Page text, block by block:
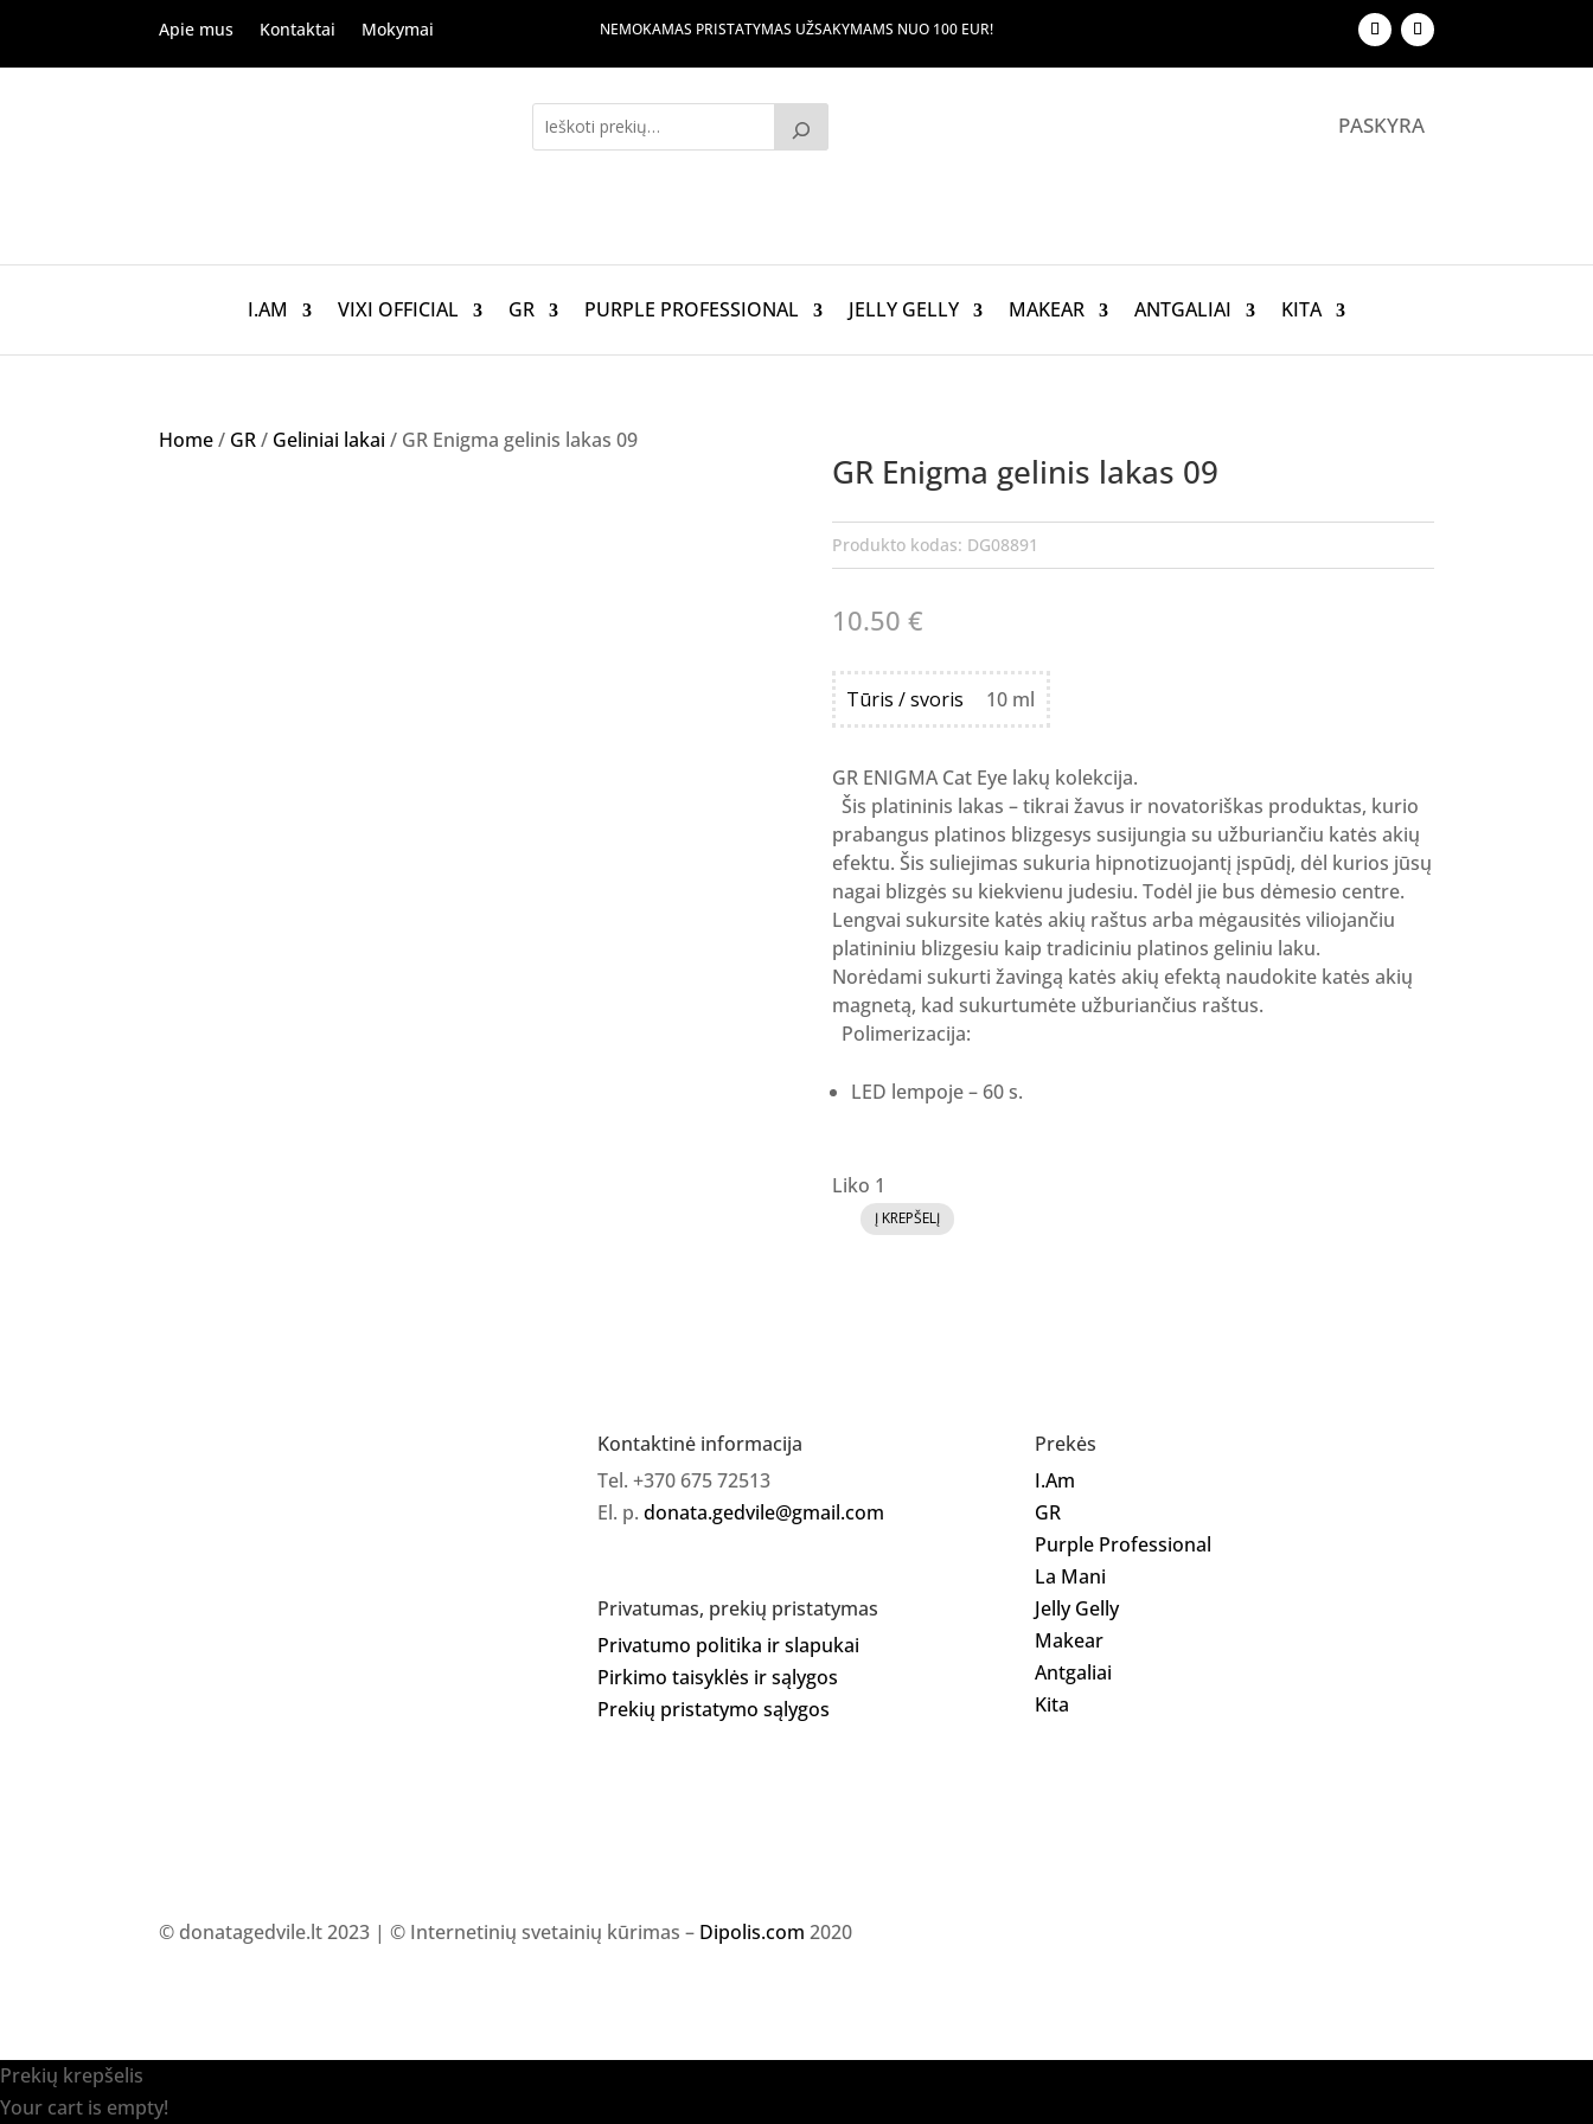
Apie mus Kontaktai Mokymai NEMOKAMAS PRISTATYMAS UŽSAKYMAMS NUO 100 EUR!
PASKYRA
I.AM VIXI OFFICIAL GR PURPLE PROFESSIONAL JELLY GELLY MAKEAR ANTGALIAI KITA
Home/ GR/ Geliniai lakai / GR Enigma gelinis lakas 09
GR Enigma gelinis lakas 09
Produkto kodas: DG08891
10.50 €
Tūris / svoris 10 ml
GR ENIGMA Cat Eye lakų kolekcija.
Šis platininis lakas – tikrai žavus ir novatoriškas produktas, kurio
prabangus platinos blizgesys susijungia su užburiančiu katės akių
efektu. Šis suliejimas sukuria hipnotizuojantį įspūdį, dėl kurios jūsų
nagai blizgės su kiekvienu judesiu. Todėl jie bus dėmesio centre.
Lengvai sukursite katės akių raštus arba mėgausitės viliojančiu
platininiu blizgesiu kaip tradiciniu platinos geliniu laku.
Norėdami sukurti žavingą katės akių efektą naudokite katės akių
magnetą, kad sukurtumėte užburiančius raštus.
Polimerizacija:
LED lempoje – 60 s.
Liko 1
produkto
Į KREPŠELĮ
Kontaktinė informacija
Tel. +370 675 72513
El. p. donata.gedvile@gmail.com
Privatumas, prekių pristatymas
Privatumo politika ir slapukai
Pirkimo taisyklės ir sąlygos
Prekių pristatymo sąlygos
Prekės
I.Am
GR
Purple Professional
La Mani
Jelly Gelly
Makear
Antgaliai
Kita
© donatagedvile.lt 2023 | © Internetinių svetainių kūrimas – Dipolis.com 2020
Prekių krepšelis
Your cart is empty!